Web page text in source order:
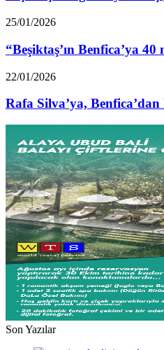
“Beşiktaş’ın
40
milyon
Euro
borcu
var”
25/01/2026
“Beşiktaş’ın Benfica’ya
Rafa
Benfica’dan
ücret
22/01/2026
Rafa Silva’ya,
Son Yazılar